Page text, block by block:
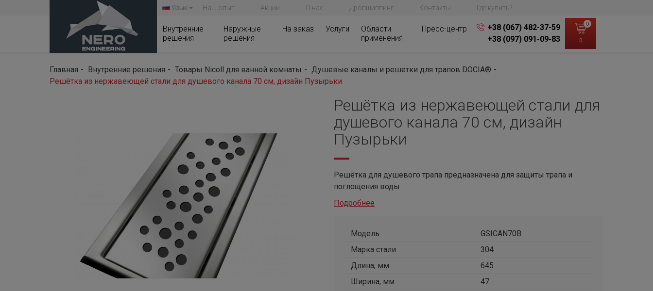
Язык Наш опыт Акции О нас Дропшиппинг Контакты Где купить?
Внутренние
решения
Наружные
решения
На заказ Услуги
Области
применения
Пресс-центр
+38 (067) 482-37-59
+38 (097) 091-09-83
0
0
Главная Внутренние решения Товары Nicoll для ванной комнаты
Душевые каналы и решетки для трапов DOCIA®
Решётка из нержавеющей стали для душевого канала 70 см, дизайн Пузырьки
Решётка из нержавеющей стали для
душевого канала 70 см, дизайн
Пузырьки
Решётка для душевого трапа предназначена для защиты трапа и
поглощения воды
Подробнее
Модель
GSICAN70B
Марка стали
304
Длина, мм
645
Ширина, мм
47